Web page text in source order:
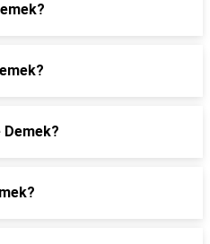
Demek?